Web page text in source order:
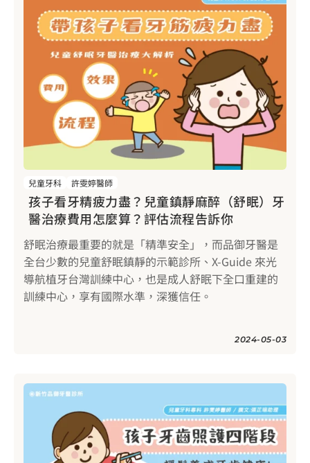
兒童牙科 許雯婷醫師
孩子看牙精疲力盡？兒童鎮靜麻醉（舒眠）牙
醫治療費用怎麼算？評估流程告訴你
舒眠治療最重要的就是「精準安全」，而品御牙醫是
全台少數的兒童舒眠鎮靜的示範診所、X-Guide 來光
導航植牙台灣訓練中心，也是成人舒眠下全口重建的
訓練中心，享有國際水準，深獲信任。
2024-05-03